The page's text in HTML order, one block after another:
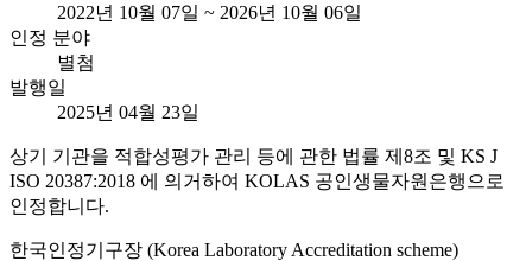
2022년 10월 07일 ~ 2026년 10월 06일
인정 분야
별첨
발행일
2025년 04월 23일
상기 기관을 적합성평가 관리 등에 관한 법률 제8조 및 KS J
ISO 20387:2018 에 의거하여 KOLAS 공인생물자원은행으로
인정합니다.
한국인정기구장 (Korea Laboratory Accreditation scheme)